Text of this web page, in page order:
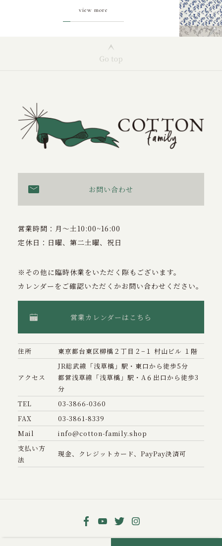
view more
お問い合わせ
営業時間：月〜土10:00~16:00
定休日：日曜、第二土曜、祝日
※その他に臨時休業をいただく際もございます。
カレンダーをご確認いただくかお問い合わせください。
営業カレンダーはこちら
住所 東京都台東区柳橋２丁目２−１ 村山ビル １階
アクセス
JR総武線「浅草橋」駅・東口から徒歩5分
都営浅草線「浅草橋」駅・A６出口から徒歩3
分
TEL
03-3866-0360
FAX
03-3861-8339
Mail
info@cotton-family.shop
支払い方
法
現金、クレジットカード、PayPay決済可